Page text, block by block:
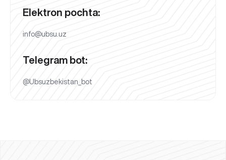
Elektron pochta:
info@ubsu.uz
Telegram bot:
@Ubsuzbekistan_bot